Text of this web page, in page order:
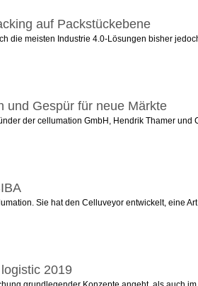
auf Packstückebene
die meisten Industrie 4.0-Lösungen bisher
und Gespür für neue Märkte
der cellumation GmbH, Hendrik Thamer
Sie hat den Celluveyor entwickelt, eine
2019